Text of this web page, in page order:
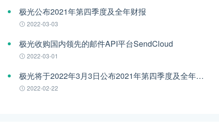
极光公布2021年第四季度及全年财报
2022-03-03
极光收购国内领先的邮件API平台SendCloud
2022-03-01
极光将于2022年3月3日公布2021年第四季度及全年财报
2022-02-22